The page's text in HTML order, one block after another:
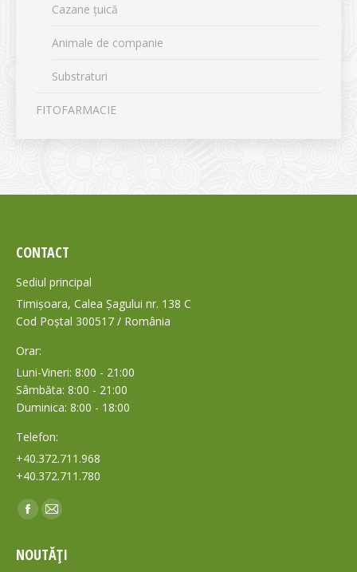
Cazane țuică
Animale de companie
Substraturi
FITOFARMACIE
CONTACT
Sediul principal
Timișoara, Calea Șagului nr. 138 C
Cod Poștal 300517 / România
Orar:
Luni-Vineri: 8:00 - 21:00
Sâmbăta: 8:00 - 21:00
Duminica: 8:00 - 18:00
Telefon:
+40.372.711.968
+40.372.711.780
Find us on:
Facebook
opens
Mail
opens
NOUTĂȚI